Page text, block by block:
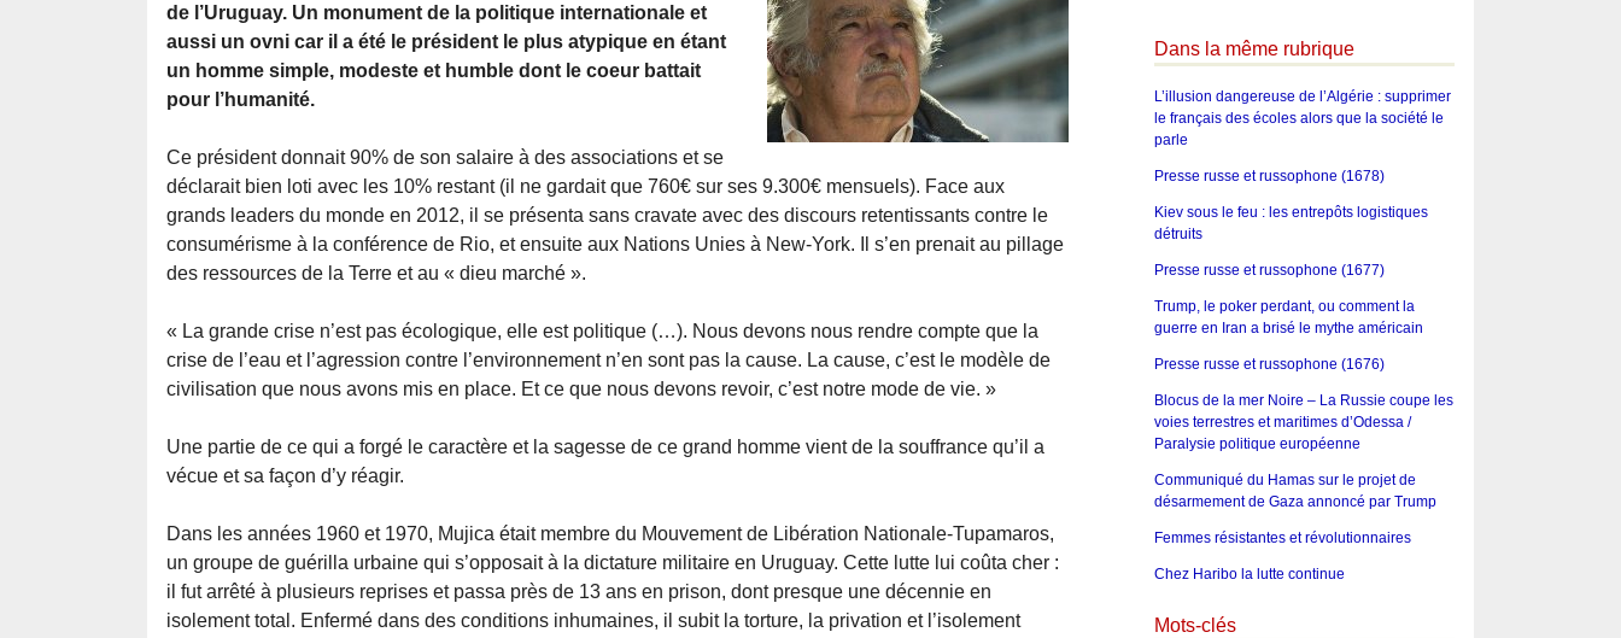
de l’Uruguay. Un monument de la politique internationale et
aussi un ovni car il a été le président le plus atypique en étant
un homme simple, modeste et humble dont le coeur battait
pour l’humanité.
Ce président donnait 90% de son salaire à des associations et se
déclarait bien loti avec les 10% restant (il ne gardait que 760€ sur ses 9.300€ mensuels). Face aux
grands leaders du monde en 2012, il se présenta sans cravate avec des discours retentissants contre le
consumérisme à la conférence de Rio, et ensuite aux Nations Unies à New-York. Il s’en prenait au pillage
des ressources de la Terre et au « dieu marché ».
« La grande crise n’est pas écologique, elle est politique (…). Nous devons nous rendre compte que la
crise de l’eau et l’agression contre l’environnement n’en sont pas la cause. La cause, c’est le modèle de
civilisation que nous avons mis en place. Et ce que nous devons revoir, c’est notre mode de vie. »
Une partie de ce qui a forgé le caractère et la sagesse de ce grand homme vient de la souffrance qu’il a
vécue et sa façon d’y réagir.
Dans les années 1960 et 1970, Mujica était membre du Mouvement de Libération Nationale-Tupamaros,
un groupe de guérilla urbaine qui s’opposait à la dictature militaire en Uruguay. Cette lutte lui coûta cher :
il fut arrêté à plusieurs reprises et passa près de 13 ans en prison, dont presque une décennie en
isolement total. Enfermé dans des conditions inhumaines, il subit la torture, la privation et l’isolement
Dans la même rubrique
L’illusion dangereuse de l’Algérie : supprimer
le français des écoles alors que la société le
parle
Presse russe et russophone (1678)
Kiev sous le feu : les entrepôts logistiques
détruits
Presse russe et russophone (1677)
Trump, le poker perdant, ou comment la
guerre en Iran a brisé le mythe américain
Presse russe et russophone (1676)
Blocus de la mer Noire – La Russie coupe les
voies terrestres et maritimes d’Odessa /
Paralysie politique européenne
Communiqué du Hamas sur le projet de
désarmement de Gaza annoncé par Trump
Femmes résistantes et révolutionnaires
Chez Haribo la lutte continue
Mots-clés